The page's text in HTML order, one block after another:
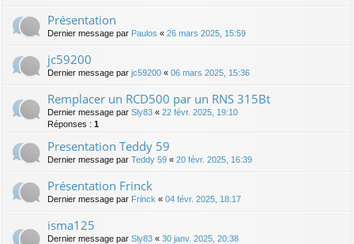
Présentation
Dernier message par Paulos « 26 mars 2025, 15:59
jc59200
Dernier message par jc59200 « 06 mars 2025, 15:36
Remplacer un RCD500 par un RNS 315Bt
Dernier message par Sly83 « 22 févr. 2025, 19:10
Réponses : 1
Presentation Teddy 59
Dernier message par Teddy 59 « 20 févr. 2025, 16:39
Présentation Frinck
Dernier message par Frinck « 04 févr. 2025, 18:17
isma125
Dernier message par Sly83 « 30 janv. 2025, 20:38